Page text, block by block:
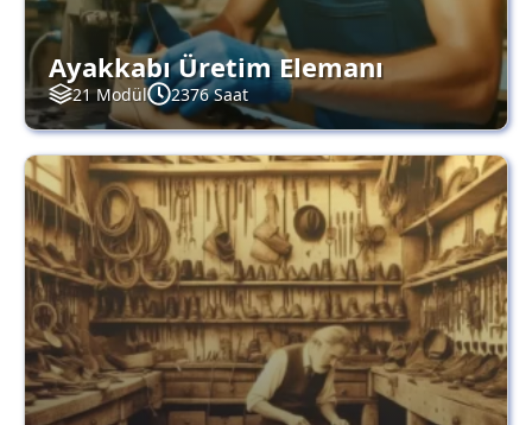
Ayakkabı Üretim Elemanı
21 Modül 2376 Saat